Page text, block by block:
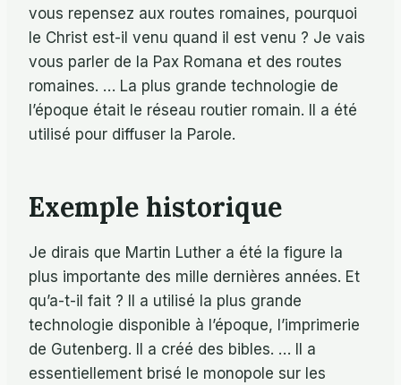
vous repensez aux routes romaines, pourquoi
le Christ est-il venu quand il est venu ? Je vais
vous parler de la Pax Romana et des routes
romaines. … La plus grande technologie de
l’époque était le réseau routier romain. Il a été
utilisé pour diffuser la Parole.
Exemple historique
Je dirais que Martin Luther a été la figure la
plus importante des mille dernières années. Et
qu’a-t-il fait ? Il a utilisé la plus grande
technologie disponible à l’époque, l’imprimerie
de Gutenberg. Il a créé des bibles. … Il a
essentiellement brisé le monopole sur les